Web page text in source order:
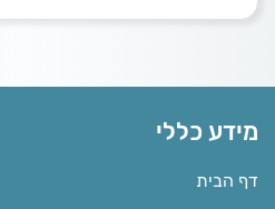
מידע כללי
דף הבית